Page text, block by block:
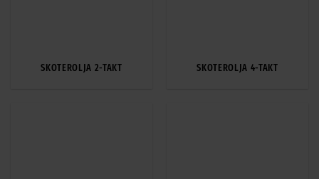
SKOTEROLJA 2-TAKT SKOTEROLJA 4-TAKT